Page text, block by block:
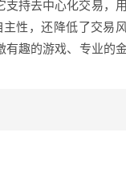
支持去中心化交易，
性，还降低了交易
有趣的游戏、专业的